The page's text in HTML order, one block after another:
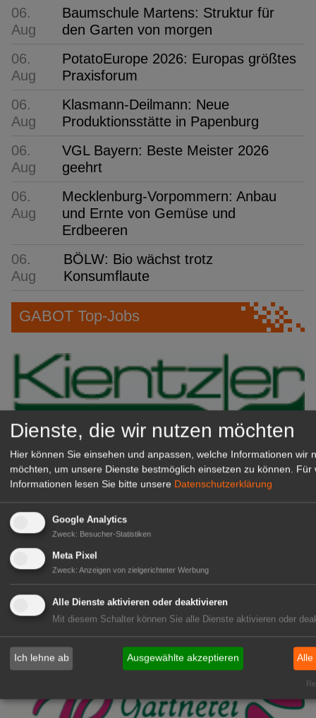
06.
Aug
Baumschule Martens: Struktur für
den Garten von morgen
06.
Aug
PotatoEurope 2026: Europas größtes
Praxisforum
06.
Aug
Klasmann-Deilmann: Neue
Produktionsstätte in Papenburg
06.
Aug
VGL Bayern: Beste Meister 2026
geehrt
06.
Aug
Mecklenburg-Vorpommern: Anbau
und Ernte von Gemüse und
Erdbeeren
06.
Aug
BÖLW: Bio wächst trotz
Konsumflaute
GABOT Top-Jobs
Kientzler Jungpflanzen GmbH
& Co KG
Gärtner im Zierpflanzenbau
(Geselle/Meister/Techniker)
(m/w/d)
Gensingen
Dienste, die wir nutzen möchten
Hier können Sie einsehen und anpassen, welche Informationen wir
möchten, um unsere Dienste bestmöglich einsetzen zu können. Für
Informationen lesen Sie bitte unsere Datenschutzerklärung
Google Analytics
Zweck: Besucher-Statistiken
Meta Pixel
Zweck: Anzeigen von zielgerichteter Werbung
Alle Dienste aktivieren oder deaktivieren
Mit diesem Schalter können Sie alle Dienste aktivieren oder
Ich lehne ab Ausgewählte akzeptieren Alle